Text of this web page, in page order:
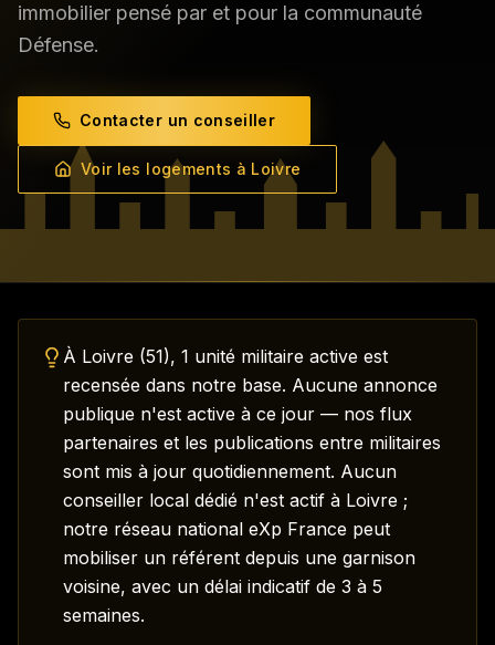
immobilier pensé par et pour la communauté
Défense.
Contacter un conseiller
Voir les logements à Loivre
À Loivre (51), 1 unité militaire active est
recensée dans notre base. Aucune annonce
publique n'est active à ce jour — nos flux
partenaires et les publications entre militaires
sont mis à jour quotidiennement. Aucun
conseiller local dédié n'est actif à Loivre ;
notre réseau national eXp France peut
mobiliser un référent depuis une garnison
voisine, avec un délai indicatif de 3 à 5
semaines.